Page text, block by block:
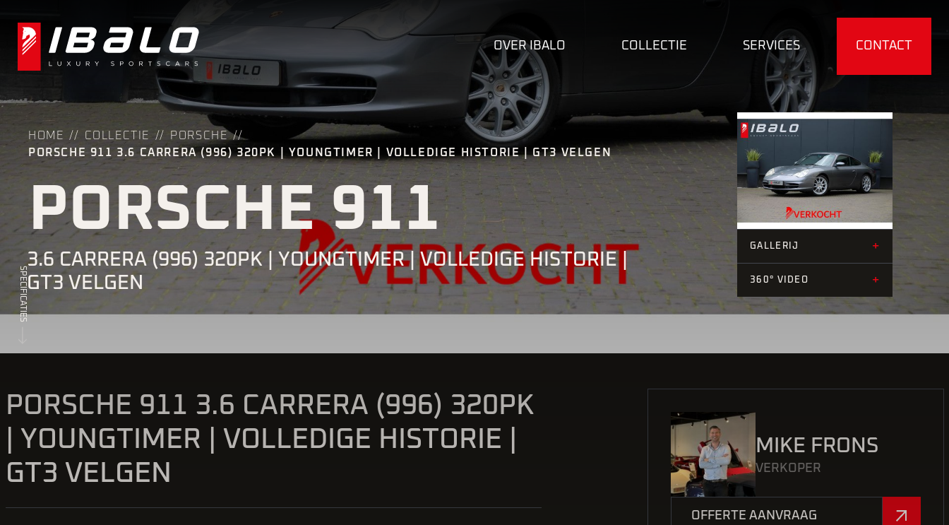
OVER IBALO COLLECTIE SERVICES CONTACT
HOME COLLECTIE
PORSCHE
PORSCHE 911 3.6 CARRERA (996) 320PK | YOUNGTIMER | VOLLEDIGE HISTORIE | GT3 VELGEN
PORSCHE 911
3.6 CARRERA (996) 320PK | YOUNGTIMER | VOLLEDIGE HISTORIE |
GT3 VELGEN
+36
GALLERIJ +
360° VIDEO +
SPECIFICATIES
PORSCHE 911 3.6 CARRERA (996) 320PK
| YOUNGTIMER | VOLLEDIGE HISTORIE |
GT3 VELGEN
MIKE FRONS
VERKOPER
OFFERTE AANVRAAG